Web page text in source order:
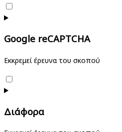
Consent
to
google-
Google reCAPTCHA
Εκκρεμεί έρευνα του σκοπού
Consent
to
google-
Διάφορα